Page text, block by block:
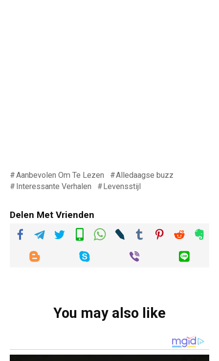
Aanbevolen Om Te Lezen
Alledaagse buzz
Interessante Verhalen
Levensstijl
Delen Met Vrienden
You may also like